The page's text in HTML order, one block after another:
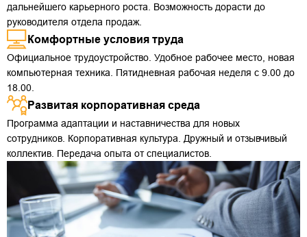
дальнейшего карьерного роста. Возможность дорасти до
руководителя отдела продаж.
Комфортные условия труда
Официальное трудоустройство. Удобное рабочее место, новая
компьютерная техника. Пятидневная рабочая неделя с 9.00 до
18.00.
Развитая корпоративная среда
Программа адаптации и наставничества для новых
сотрудников. Корпоративная культура. Дружный и отзывчивый
коллектив. Передача опыта от специалистов.